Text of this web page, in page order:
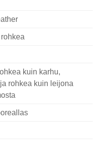
kuin karhu,
rohkea kuin leijona